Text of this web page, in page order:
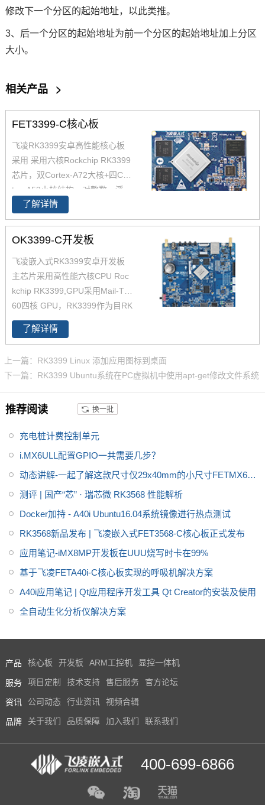
修改下一个分区的起始地址，以此类推。
3、后一个分区的起始地址为前一个分区的起始地址加上分区
大小。
相关产品 >
FET3399-C核心板
飞凌RK3399安卓高性能核心板
采用 采用六核Rockchip RK3399
芯片，双Cortex-A72大核+四Cor
tex-A53小核结构，对整数、浮
点、内存等作了大幅优化，在整
体性能、功耗及核心面积三个方
面提升。以下将对瑞芯微芯片RK
其性能做具体介绍。如您对飞凌
RK3399系列核心板有兴趣，欢
迎咨询了解。
了解详情
OK3399-C开发板
飞凌嵌入式RK3399安卓开发板
主芯片采用高性能六核CPU Roc
kchip RK3399,GPU采用Mail-T8
60四核 GPU，RK3399作为目RK
产品线中低功耗、高性能的代
表，可满足人脸识别设备、机器
用。飞凌RK3399开发板在整体
性能、功耗及核心面积做了大幅
度优化，更加满足工业设计需
求。飞凌RK3399开发板为进一
了底板原理图，并提供了RK339
9用户手册、芯片手册，加上优质
了解详情
上一篇：RK3399 Linux 添加应用图标到桌面
下一篇：RK3399 Ubuntu系统在PC虚拟机中使用apt-get修改文件系统
推荐阅读 换一批
充电桩计费控制单元
i.MX6ULL配置GPIO一共需要几步？
动态讲解-一起了解这款尺寸仅29x40mm的小尺寸FETMX6UL
L-C核心板
测评 | 国产“芯” · 瑞芯微 RK3568 性能解析
Docker加持 - A40i Ubuntu16.04系统镜像进行热点测试
RK3568新品发布 | 飞凌嵌入式FET3568-C核心板正式发布
应用笔记-iMX8MP开发板在UUU烧写时卡在99%
基于飞凌FETA40i-C核心板实现的呼吸机解决方案
A40i应用笔记 | Qt应用程序开发工具 Qt Creator的安装及使用
全自动生化分析仪解决方案
产品 核心板 开发板 ARM工控机 显控一体机
服务 项目定制 技术支持 售后服务 官方论坛
资讯 公司动态 行业资讯 视频合辑
品牌 关于我们 品质保障 加入我们 联系我们
400-699-6866